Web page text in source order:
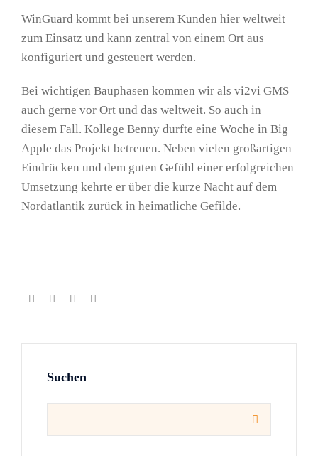
WinGuard kommt bei unserem Kunden hier weltweit
zum Einsatz und kann zentral von einem Ort aus
konfiguriert und gesteuert werden.
Bei wichtigen Bauphasen kommen wir als vi2vi GMS
auch gerne vor Ort und das weltweit. So auch in
diesem Fall. Kollege Benny durfte eine Woche in Big
Apple das Projekt betreuen. Neben vielen großartigen
Eindrücken und dem guten Gefühl einer erfolgreichen
Umsetzung kehrte er über die kurze Nacht auf dem
Nordatlantik zurück in heimatliche Gefilde.
Suchen
